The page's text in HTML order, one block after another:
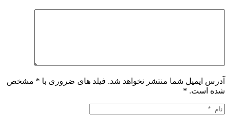
آدرس ایمیل شما منتشر نخواهد شد. فیلد های ضروری با * مشخص
شده است. *